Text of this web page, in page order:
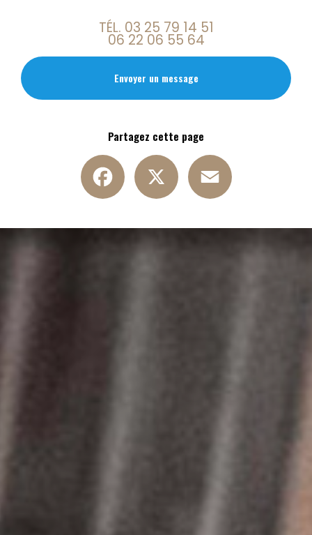
TÉL. 03 25 79 14 51
06 22 06 55 64
Envoyer un message
Partagez cette page
Facebook